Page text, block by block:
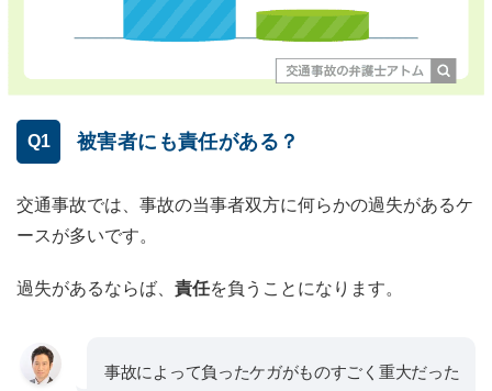
Q1 被害者にも責任がある？
交通事故では、事故の当事者双方に何らかの過失があるケ
ースが多いです。
過失があるならば、 責任を負うことになります。
事故によって負ったケガがものすごく重大だった